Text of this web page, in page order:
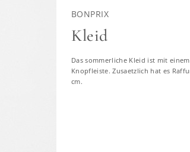
Kleider in großen
BONPRIX
Kleid
Das sommerliche Kleid ist mit
Knopfleiste. Zusaetzlich hat es
cm.